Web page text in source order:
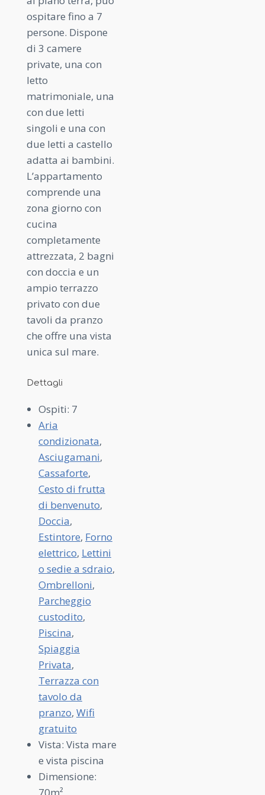
ospitare fino a 7
persone. Dispone
di 3 camere
private, una con
letto
matrimoniale, una
con due letti
singoli e una con
due letti a castello
adatta ai bambini.
L’appartamento
comprende una
zona giorno con
cucina
completamente
attrezzata, 2 bagni
con doccia e un
ampio terrazzo
privato con due
tavoli da pranzo
che offre una vista
unica sul mare.
Dettagli
Ospiti: 7
Aria
condizionata,
Asciugamani,
Cassaforte,
Cesto di frutta
di benvenuto,
Doccia,
Estintore, Forno
elettrico, Lettini
o sedie a sdraio,
Ombrelloni,
Parcheggio
custodito,
Piscina,
Spiaggia
Privata,
Terrazza con
tavolo da
pranzo, Wifi
gratuito
Vista: Vista mare
e vista piscina
Dimensione:
70m²